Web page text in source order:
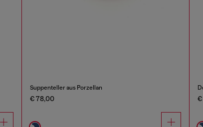
Suppenteller aus Porzellan
€ 78,00 €